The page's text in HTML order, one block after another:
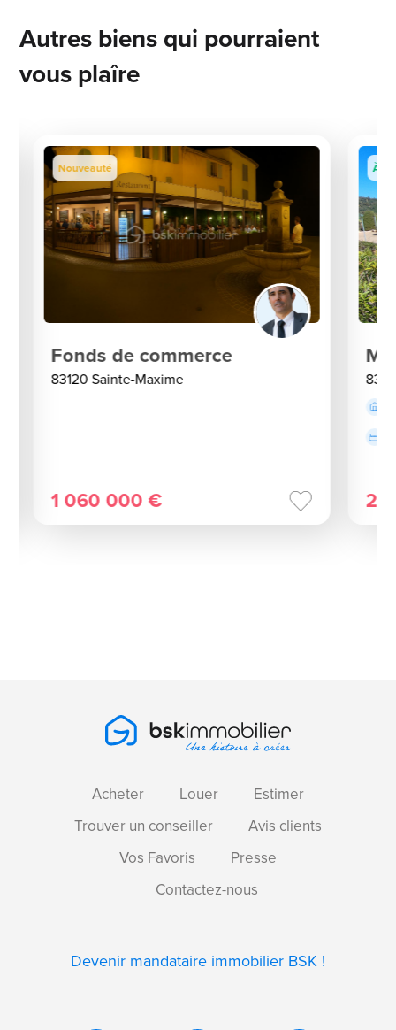
Autres biens qui pourraient
vous plaîre
Nouveauté
Fonds de commerce
83120 Sainte-Maxime
1 060 000 €
À
Acheter Louer
Estimer
Trouver un conseiller
Avis clients
Vos Favoris
Presse
Contactez-nous
Devenir mandataire immobilier BSK !